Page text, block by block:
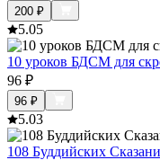
200 ₽
5.05
10 уроков БДСМ для
96 ₽
96 ₽
5.03
108 Буддийских